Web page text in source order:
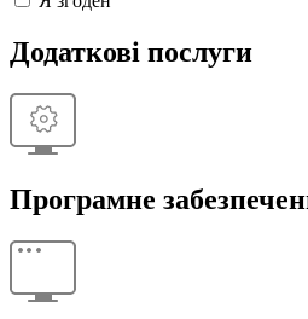
Додаткові послуги
Програмне